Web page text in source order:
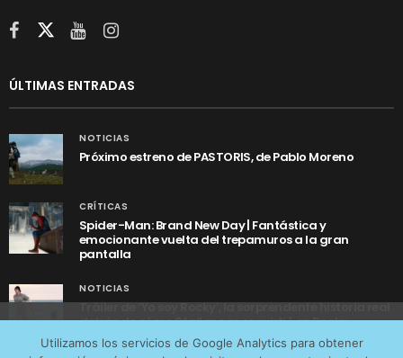
ÚLTIMAS ENTRADAS
NOTICIAS
Próximo estreno de PASTORIS, de Pablo Moreno
CRÍTICAS
Spider-Man: Brand New Day | Fantástica y
emocionante vuelta del trepamuros a la gran
pantalla
NOTICIAS
Tráiler de ‘Yo soy Rocky’, la sorprendente historia real
detrás de cómo Stallone se convirtió en Rocky
Utilizamos los servicios de Google Analytics para obtener
tráfico web que recibimos y conocer los servicios que